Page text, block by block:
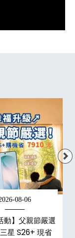
08-06
動】父親節嚴選
星 S26+ 現省